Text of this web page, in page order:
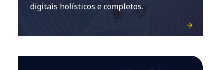
digitais holísticos e completos.